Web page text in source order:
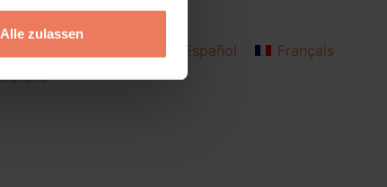
Alle zulassen
Español
Français
Italiano